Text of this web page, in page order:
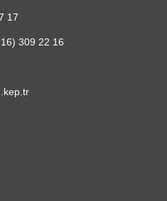
17
309 22 16